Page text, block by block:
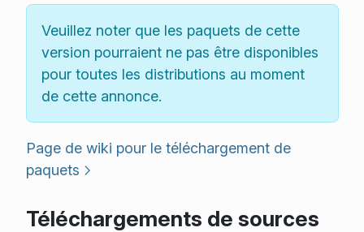
Veuillez noter que les paquets de cette
version pourraient ne pas être disponibles
pour toutes les distributions au moment
de cette annonce.
Page de wiki pour le téléchargement de
paquets
Téléchargements de sources